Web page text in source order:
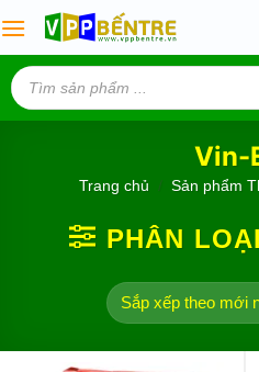
to
content
Tìm
kiếm
sản
phẩm
Vin-
Trang chủ Sản phẩm
PHÂN